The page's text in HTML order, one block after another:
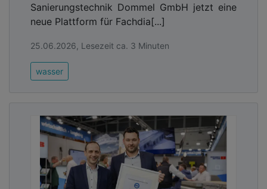
Sanierungstechnik Dommel GmbH jetzt eine
neue Plattform für Fachdia[...]
25.06.2026, Lesezeit ca. 3 Minuten
wasser